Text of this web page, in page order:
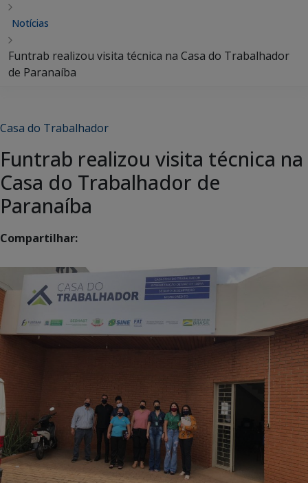
Notícias
Funtrab realizou visita técnica na Casa do Trabalhador
de Paranaíba
Casa do Trabalhador
Funtrab realizou visita técnica na
Casa do Trabalhador de
Paranaíba
Compartilhar: